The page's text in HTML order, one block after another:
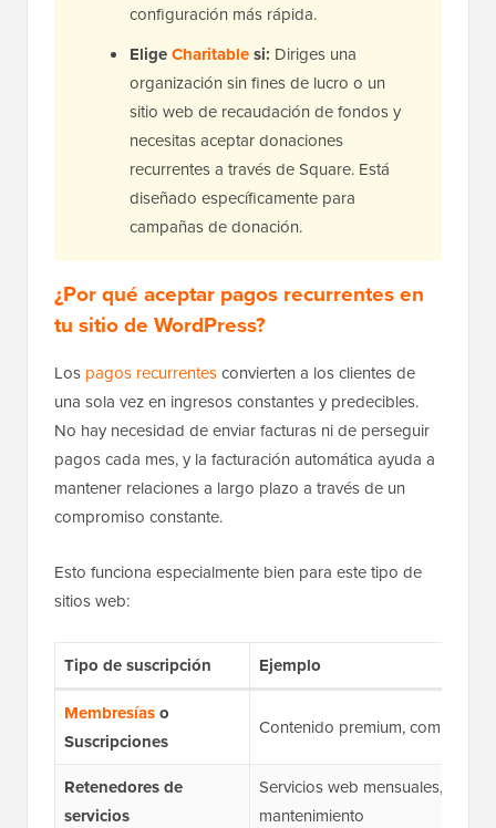
configuración más rápida.
EligeCharitablesi: Diriges una
organización sin fines de lucro o un
sitio web de recaudación de fondos y
necesitas aceptar donaciones
recurrentes a través de Square. Está
diseñado específicamente para
campañas de donación.
¿Por qué aceptar pagos recurrentes en
tu sitio de WordPress?
Los pagos recurrentesconvierten a los clientes de
una sola vez en ingresos constantes y predecibles.
No hay necesidad de enviar facturas ni de perseguir
pagos cada mes, y la facturación automática ayuda a
mantener relaciones a largo plazo a través de un
compromiso constante.
Esto funciona especialmente bien para este tipo de
sitios web:
Tipo de suscripción
Ejemplo
Membresíaso
Suscripciones
Contenido premium,
Retenedores de
servicios
Servicios web mensuales,
mantenimiento